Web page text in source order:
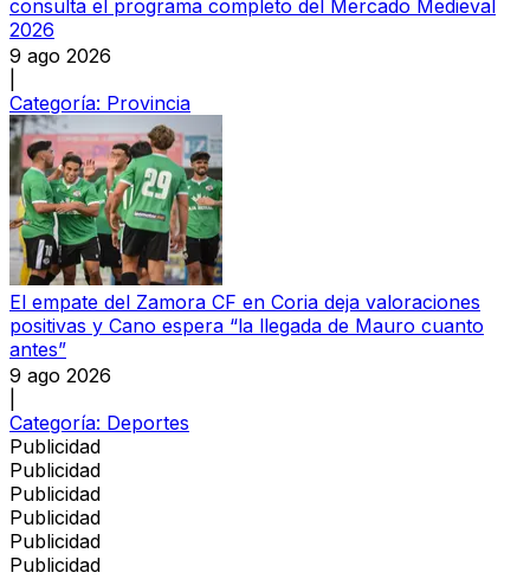
consulta el programa completo del Mercado Medieval
2026
9 ago 2026
Categoría: Provincia
El empate del Zamora CF en Coria deja valoraciones
positivas y Cano espera “la llegada de Mauro cuanto
antes”
9 ago 2026
Categoría: Deportes
Publicidad
Publicidad
Publicidad
Publicidad
Publicidad
Publicidad